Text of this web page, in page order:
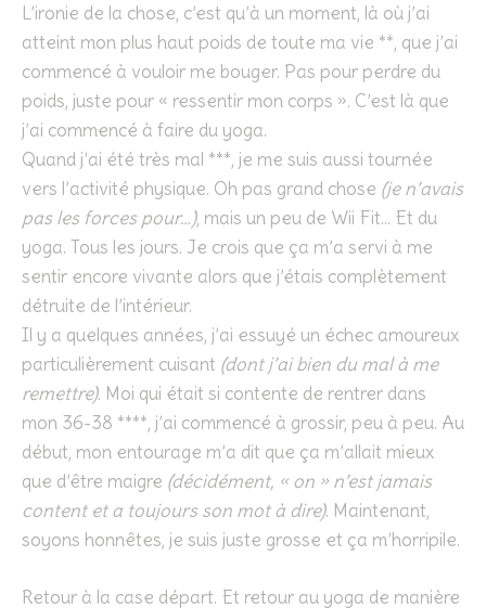
L’ironie de la chose, c’est qu’à un moment, là où j’ai
atteint mon plus haut poids de toute ma vie **, que j’ai
commencé à vouloir me bouger. Pas pour perdre du
poids, juste pour « ressentir mon corps ». C’est là que
j’ai commencé à faire du yoga.
Quand j’ai été très mal ***, je me suis aussi tournée
vers l’activité physique. Oh pas grand chose (je n’avais
pas les forces pour…), mais un peu de Wii Fit… Et du
yoga. Tous les jours. Je crois que ça m’a servi à me
sentir encore vivante alors que j’étais complètement
détruite de l’intérieur.
Il y a quelques années, j’ai essuyé un échec amoureux
particulièrement cuisant (dont j’ai bien du mal à me
remettre). Moi qui était si contente de rentrer dans
mon 36-38 ****, j’ai commencé à grossir, peu à peu. Au
début, mon entourage m’a dit que ça m’allait mieux
que d’être maigre (décidément, « on » n’est jamais
content et a toujours son mot à dire). Maintenant,
soyons honnêtes, je suis juste grosse et ça m’horripile.
Retour à la case départ. Et retour au yoga de manière